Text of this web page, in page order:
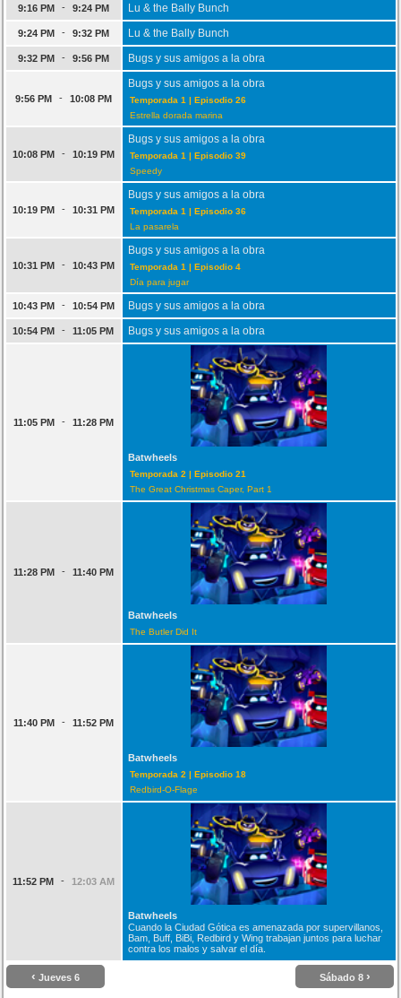
9:16 PM - 9:24 PM Lu & the Bally Bunch
9:24 PM - 9:32 PM Lu & the Bally Bunch
9:32 PM - 9:56 PM Bugs y sus amigos a la obra
9:56 PM - 10:08 PM
Bugs y sus amigos a la obra
Temporada 1 | Episodio 26
Estrella dorada marina
10:08 PM - 10:19 PM
Bugs y sus amigos a la obra
Temporada 1 | Episodio 39
Speedy
10:19 PM - 10:31 PM
Bugs y sus amigos a la obra
Temporada 1 | Episodio 36
La pasarela
10:31 PM - 10:43 PM
Bugs y sus amigos a la obra
Temporada 1 | Episodio 4
Día para jugar
10:43 PM - 10:54 PM Bugs y sus amigos a la obra
10:54 PM - 11:05 PM Bugs y sus amigos a la obra
11:05 PM - 11:28 PM
Batwheels
Temporada 2 | Episodio 21
The Great Christmas Caper, Part 1
11:28 PM - 11:40 PM
Batwheels
The Butler Did It
11:40 PM - 11:52 PM
Batwheels
Temporada 2 | Episodio 18
Redbird-O-Flage
11:52 PM - 12:03 AM
Batwheels
Cuando la Ciudad Gótica es amenazada por supervillanos,
Bam, Buff, BiBi, Redbird y Wing trabajan juntos para luchar
contra los malos y salvar el día.
‹ Jueves 6 Sábado 8 ›